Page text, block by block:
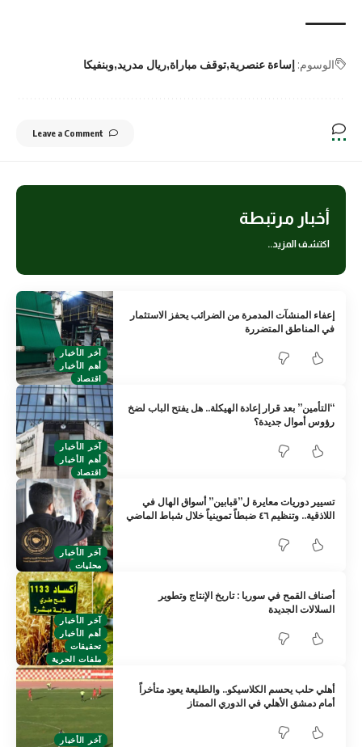
الوسوم: إساءة عنصرية توقف مباراة ريال مدريد وبنفيكا
Leave a Comment
أخبار مرتبطة
اكتشف المزيد..
آخر الأخبار
أهم الأخبار
اقتصاد
إعفاء المنشآت المدمرة من الضرائب يحفز الاستثمار
في المناطق المتضررة
آخر الأخبار
أهم الأخبار
اقتصاد
“التأمين” بعد قرار إعادة الهيكلة.. هل يفتح الباب لضخ
رؤوس أموال جديدة؟
آخر الأخبار
محليات
تسيير دوريات معايرة ل”قبابين” أسواق الهال في
اللاذقية.. وتنظيم ٤٦ ضبطاً تموينياً خلال شباط الماضي
آخر الأخبار
أهم الأخبار
تحقيقات
ملفات الحرية
أصناف القمح في سوريا : تاريخ الإنتاج وتطوير
السلالات الجديدة
آخر الأخبار
أهلي حلب يحسم الكلاسيكو.. والطليعة يعود متأخراً
أمام دمشق الأهلي في الدوري الممتاز